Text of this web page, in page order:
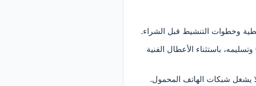
5.2 خطط eSIM بشكل عام غير قابلة للاسترداد بمجرد إنشاء رمز التنشيط أو رمز QR وتسليمه، باستثناء الأعطال الفنية